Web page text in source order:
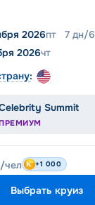
2026пт 7 дн/6
2026чт
Summit
/чел +1 000
Выбрать круиз